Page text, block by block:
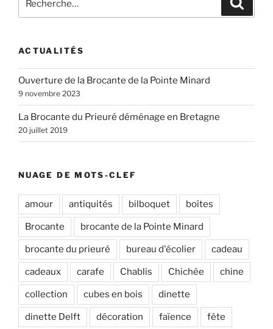
pour
ACTUALITÉS
Ouverture de la Brocante de la Pointe Minard
9 novembre 2023
La Brocante du Prieuré déménage en Bretagne
20 juillet 2019
NUAGE DE MOTS-CLEF
amour antiquités bilboquet boîtes
Brocante brocante de la Pointe Minard
brocante du prieuré bureau d'écolier cadeau
cadeaux carafe Chablis Chichée chine
collection cubes en bois dinette
dinette Delft décoration faïence fête